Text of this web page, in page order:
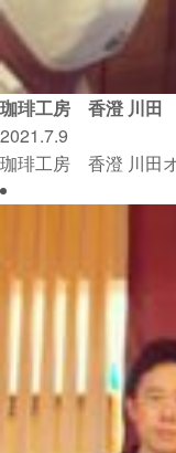
珈琲工房 香澄 川田
2021.7.9
珈琲工房 香澄 川田